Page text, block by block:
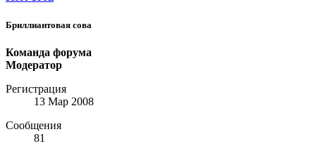
Бриллиантовая сова
Команда форума
Модератор
Регистрация
13 Мар 2008
Сообщения
81